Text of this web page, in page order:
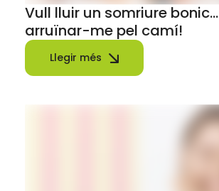
Vull lluir un somriure
arruïnar-me pel camí!
Llegir més